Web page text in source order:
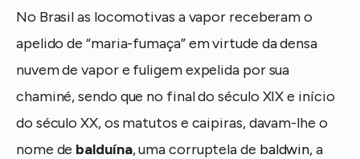
No Brasil as locomotivas a vapor receberam o
apelido de “maria-fumaça” em virtude da densa
nuvem de vapor e fuligem expelida por sua
chaminé, sendo que no final do século XIX e início
do século XX, os matutos e caipiras, davam-lhe o
nome de balduína, uma corruptela de baldwin, a